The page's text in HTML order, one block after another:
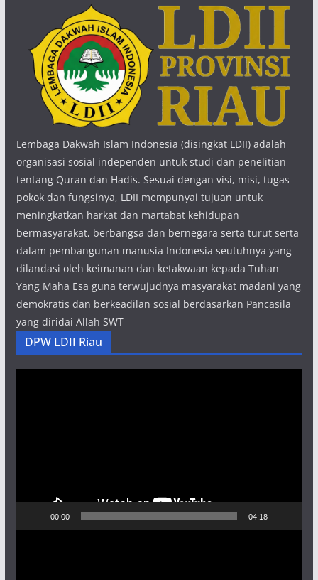
Lembaga Dakwah Islam Indonesia (disingkat LDII) adalah
organisasi sosial independen untuk studi dan penelitian
tentang Quran dan Hadis. Sesuai dengan visi, misi, tugas
pokok dan fungsinya, LDII mempunyai tujuan untuk
meningkatkan harkat dan martabat kehidupan
bermasyarakat, berbangsa dan bernegara serta turut serta
dalam pembangunan manusia Indonesia seutuhnya yang
dilandasi oleh keimanan dan ketakwaan kepada Tuhan
Yang Maha Esa guna terwujudnya masyarakat madani yang
demokratis dan berkeadilan sosial berdasarkan Pancasila
yang diridai Allah SWT
DPW LDII Riau
00:00 04:18